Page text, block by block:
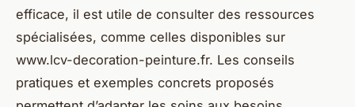
efficace, il est utile de consulter des ressources
spécialisées, comme celles disponibles sur
www.lcv-decoration-peinture.fr. Les conseils
pratiques et exemples concrets proposés